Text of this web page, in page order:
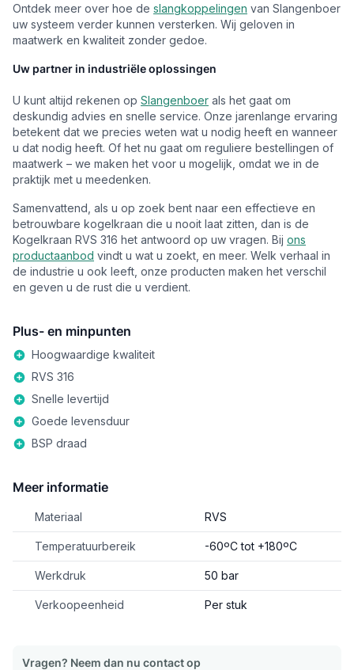
Ontdek meer over hoe de slangkoppelingen van Slangenboer
uw systeem verder kunnen versterken. Wij geloven in
maatwerk en kwaliteit zonder gedoe.
Uw partner in industriële oplossingen
U kunt altijd rekenen op Slangenboer als het gaat om
deskundig advies en snelle service. Onze jarenlange ervaring
betekent dat we precies weten wat u nodig heeft en wanneer
u dat nodig heeft. Of het nu gaat om reguliere bestellingen of
maatwerk – we maken het voor u mogelijk, omdat we in de
praktijk met u meedenken.
Samenvattend, als u op zoek bent naar een effectieve en
betrouwbare kogelkraan die u nooit laat zitten, dan is de
Kogelkraan RVS 316 het antwoord op uw vragen. Bij ons
productaanbod vindt u wat u zoekt, en meer. Welk verhaal in
de industrie u ook leeft, onze producten maken het verschil
en geven u de rust die u verdient.
Plus- en minpunten
Hoogwaardige kwaliteit
RVS 316
Snelle levertijd
Goede levensduur
BSP draad
Meer informatie
Materiaal RVS
Temperatuurbereik -60ºC tot +180ºC
Werkdruk 50 bar
Verkoopeenheid Per stuk
Vragen? Neem dan nu contact op